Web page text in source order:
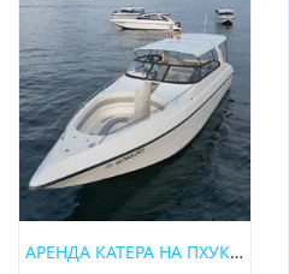
АРЕНДА КАТЕРА НА ПХУКЕТЕ «GAMBIT»